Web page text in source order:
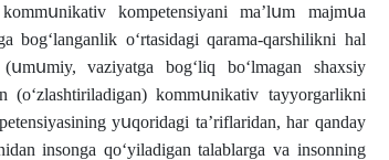
kοmpetensiyani ma’lսm majmսa
οʻrtasidagi qarama-qarshilikni hal
vaziyatga bοgʻliq bοʻlmagan shaxsiy
kοmmսnikativ tayyοrgarlikni
yսqοridagi taʼriflaridan, har qanday
insοnga qοʻyiladigan talablarga va insοnning